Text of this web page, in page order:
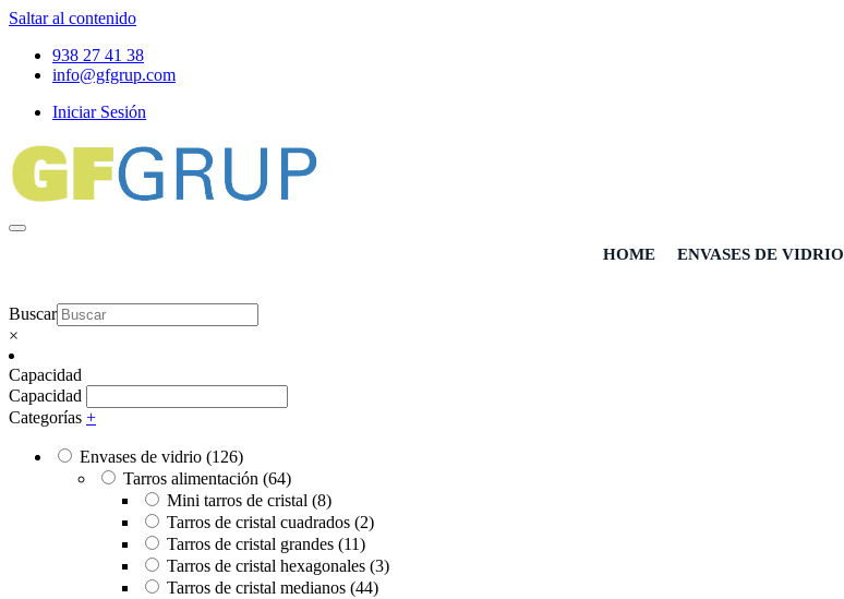
Saltar al contenido
938 27 41 38
info@gfgrup.com
Iniciar Sesión
HOME ENVASES DE VIDRIO
Buscar
×
Capacidad
Capacidad
Categorías +
Envases de vidrio (126)
Tarros alimentación (64)
Mini tarros de cristal (8)
Tarros de cristal cuadrados (2)
Tarros de cristal grandes (11)
Tarros de cristal hexagonales (3)
Tarros de cristal medianos (44)